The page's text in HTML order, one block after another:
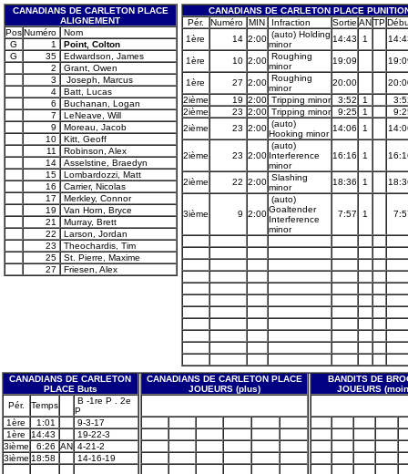
CANADIANS DE CARLETON PLACE
ALIGNEMENT
PosNuméro
Nom
G
1
Point, Colton
G
35
Edwardson, James
2
Grant, Owen
3
Joseph, Marcus
4
Batt, Lucas
6
Buchanan, Logan
7
LeNeave, Will
9
Moreau, Jacob
10
Kitt, Geoff
11
Robinson, Alex
14
Asselstine, Braedyn
15
Lombardozzi, Matt
16
Carrier, Nicolas
17
Merkley, Connor
19
Van Horn, Bryce
21
Murray, Brett
22
Larson, Jordan
23
Theochardis, Tim
25
St. Pierre, Maxime
27
Friesen, Alex
CANADIANS DE CARLETON PLACE
Pér.
Numéro MIN Infraction Sortie ANTP
1ère
14 2:00 (auto) Holding
minor
14:43 1
1ère 10 2:00 Roughing
minor
19:09
1ère 27 2:00 Roughing
minor
20:00
2ième
19 2:00 Tripping minor 3:52 1
2ième
23 2:00 Tripping minor 9:25 1
2ième
23 2:00 (auto)
Hooking minor
14:06 1
2ième 23 2:00
(auto)
Interference
minor
16:16 1
2ième 22 2:00 Slashing
minor
18:36 1
3ième 9 2:00
(auto)
Goaltender
Interference
minor
7:57 1
CANADIANS DE CARLETON
PLACE Buts
CANADIANS DE CARLETON PLACE
JOUEURS (plus)
BANDITS DE
JOUEURS
Pér.
Temps
B -1re P . 2e
P
1ère
1:01
9-3-17
1ère
14:43
19-22-3
3ième
6:26 AN 4-21-2
3ième 18:58 14-16-19